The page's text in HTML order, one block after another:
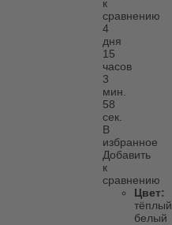
к
сравнению
4
дня
15
часов
3
мин.
58
сек.
В
избранное
Добавить
к
сравнению
Цвет:
тёплый
белый